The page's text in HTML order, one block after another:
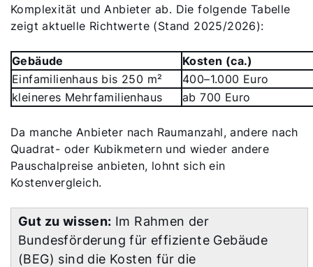
Komplexität und Anbieter ab. Die folgende Tabelle
zeigt aktuelle Richtwerte (Stand 2025/2026):
Gebäude
Kosten (ca.)
Einfamilienhaus bis 250 m²
400–1.000 Euro
kleineres Mehrfamilienhaus
ab 700 Euro
Da manche Anbieter nach Raumanzahl, andere nach
Quadrat- oder Kubikmetern und wieder andere
Pauschalpreise anbieten, lohnt sich ein
Kostenvergleich.
Gut zu wissen: Im Rahmen der
Bundesförderung für effiziente Gebäude
(BEG) sind die Kosten für die